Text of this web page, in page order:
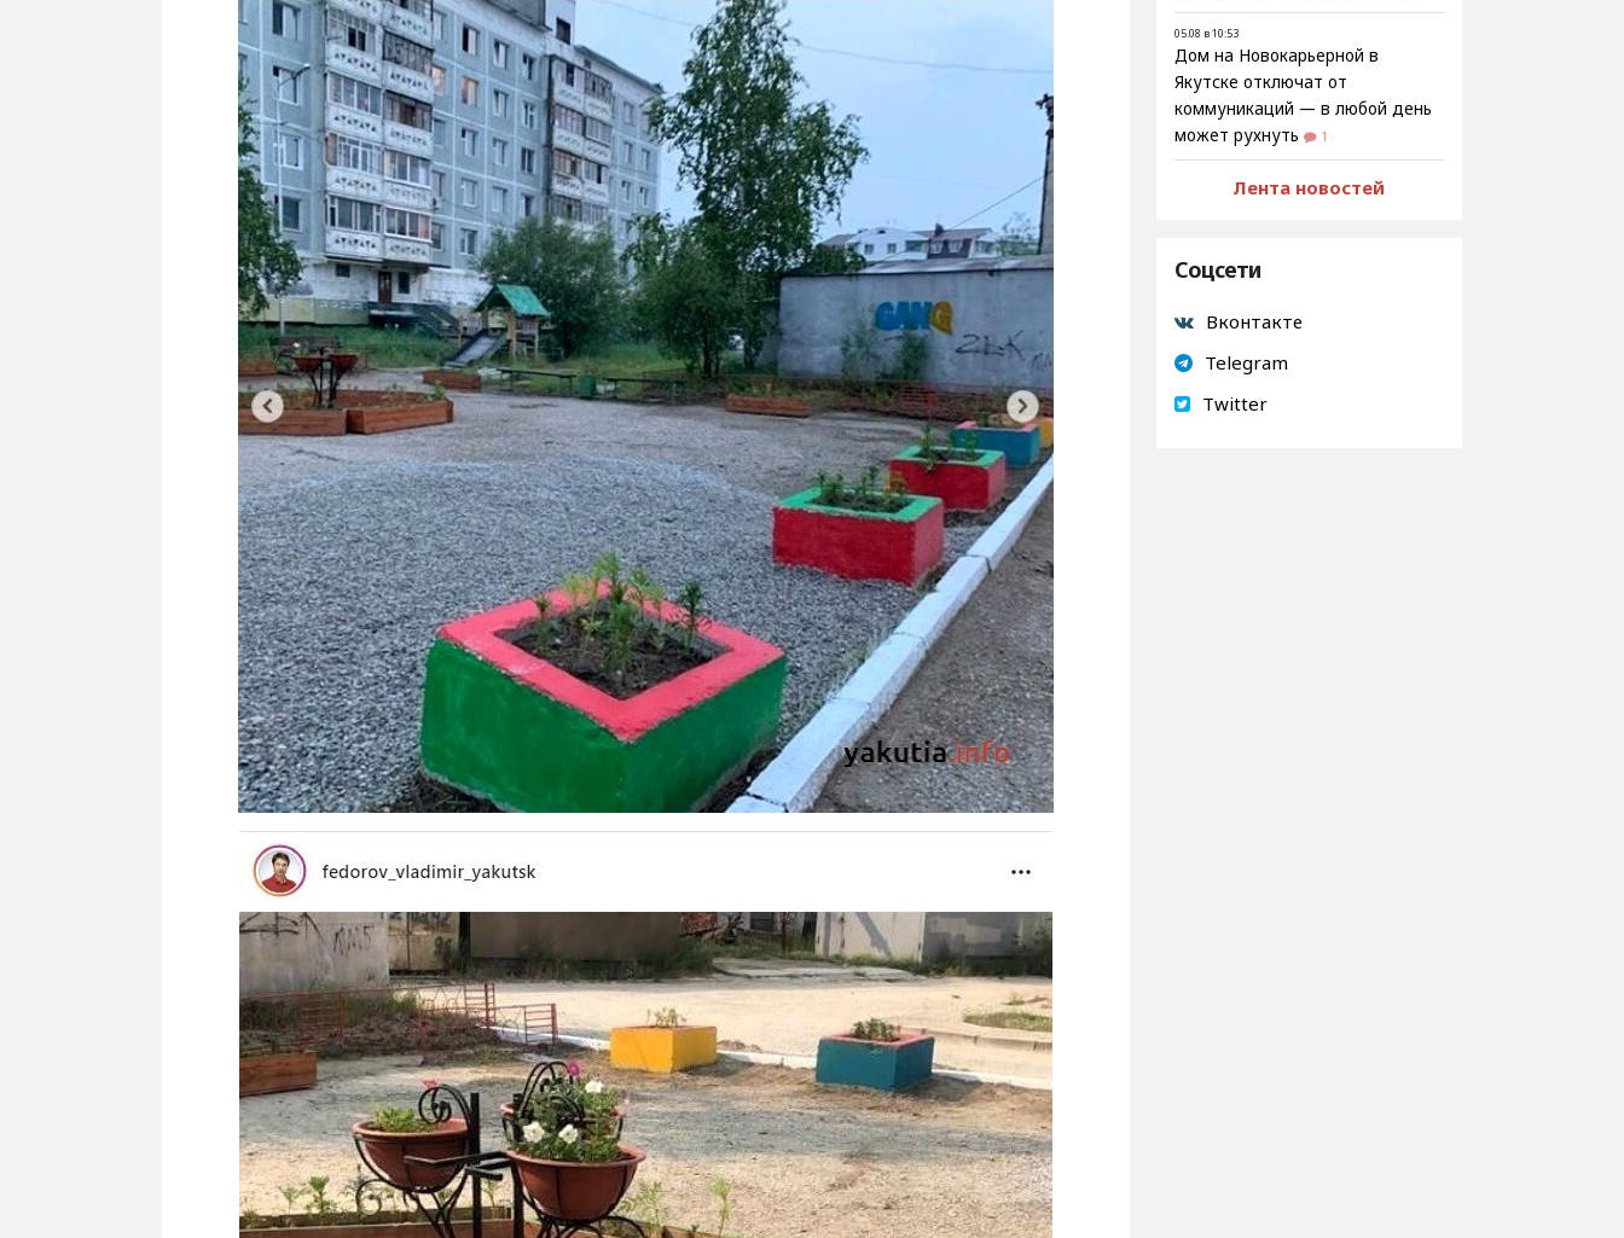
05.08 в 10:53
Дом на Новокарьерной в
Якутске отключат от
коммуникаций — в любой день
может рухнуть
1
Лента новостей
Соцсети
Вконтакте
Telegram
Twitter